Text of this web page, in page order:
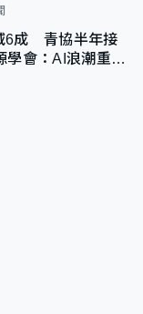
6成 青協半年接
會：AI浪潮重整